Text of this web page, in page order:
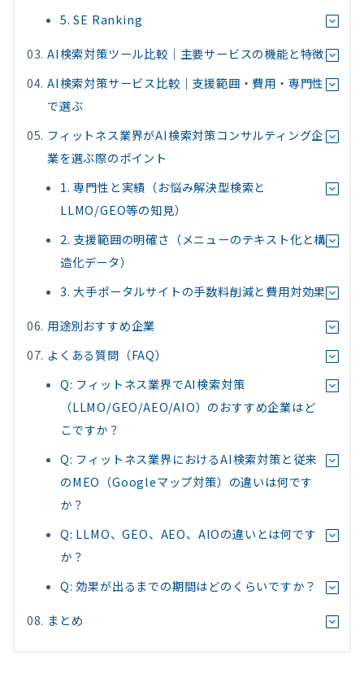
5. SE Ranking
AI検索対策ツール比較｜主要サービスの機能と特徴
AI検索対策サービス比較｜支援範囲・費用・専門性
で選ぶ
フィットネス業界がAI検索対策コンサルティング企
業を選ぶ際のポイント
1. 専門性と実績（お悩み解決型検索と
LLMO/GEO等の知見）
2. 支援範囲の明確さ（メニューのテキスト化と構
造化データ）
3. 大手ポータルサイトの手数料削減と費用対効果
用途別おすすめ企業
よくある質問（FAQ）
Q: フィットネス業界でAI検索対策
（LLMO/GEO/AEO/AIO）のおすすめ企業はど
こですか？
Q: フィットネス業界におけるAI検索対策と従来
のMEO（Googleマップ対策）の違いは何です
か？
Q: LLMO、GEO、AEO、AIOの違いとは何です
か？
Q: 効果が出るまでの期間はどのくらいですか？
まとめ